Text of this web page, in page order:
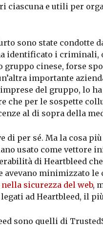
ciascuna e utili per
sono state condotte
identificato i criminali,
gruppo cinese, forse
importante
del gruppo, lo
che per le sospette
al di sopra della
di per sé. Ma la cosa
usato come vettore
di Heartbleed
minimizzato le
sicurezza del web,
ad Heartbleed, il
sono quelli di